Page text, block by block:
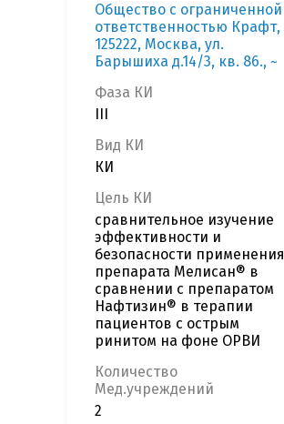
Общество с ограниченной
ответственностью Крафт,
125222, Москва, ул.
Барышиха д.14/3, кв. 86., ~
Фаза КИ
Вид КИ
КИ
Цель КИ
сравнительное изучение
эффективности и
безопасности применения
препарата Мелисан® в
сравнении с препаратом
Нафтизин® в терапии
пациентов с острым
ринитом на фоне ОРВИ
Количество
Мед.учреждений
2